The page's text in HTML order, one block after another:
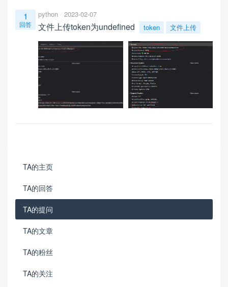
1
回答
python 2023-02-07
文件上传token为undefined token 文件上传
TA的主页
TA的回答
TA的提问
TA的文章
TA的粉丝
TA的关注